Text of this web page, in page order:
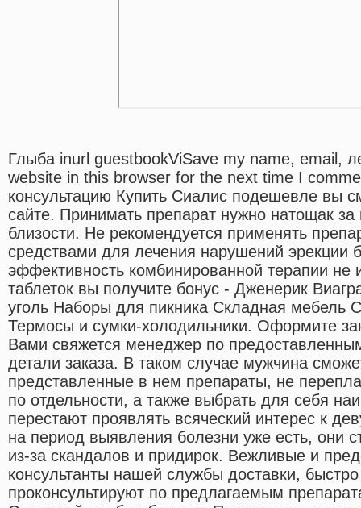
Глыба inurl guestbookViSave my name, email,
website in this browser for the next time I
консультацию Купить Сиалис подешевле вы
сайте. Принимать препарат нужно натощак
близости. Не рекомендуется применять
средствами для лечения нарушений эрекции
эффективность комбинированной терапии не
таблеток вы получите бонус - Дженерик
уголь Наборы для пикника Складная мебель
Термосы и сумки-холодильники. Оформите
Вами свяжется менеджер по
детали заказа. В таком случае мужчина
представленные в нем препараты, не
по отдельности, а также выбрать для себя
перестают проявлять всяческий интерес к
на период выявления болезни уже есть, они
из-за скандалов и придирок. Вежливые и
консультанты нашей службы доставки,
проконсультируют по предлагаемым